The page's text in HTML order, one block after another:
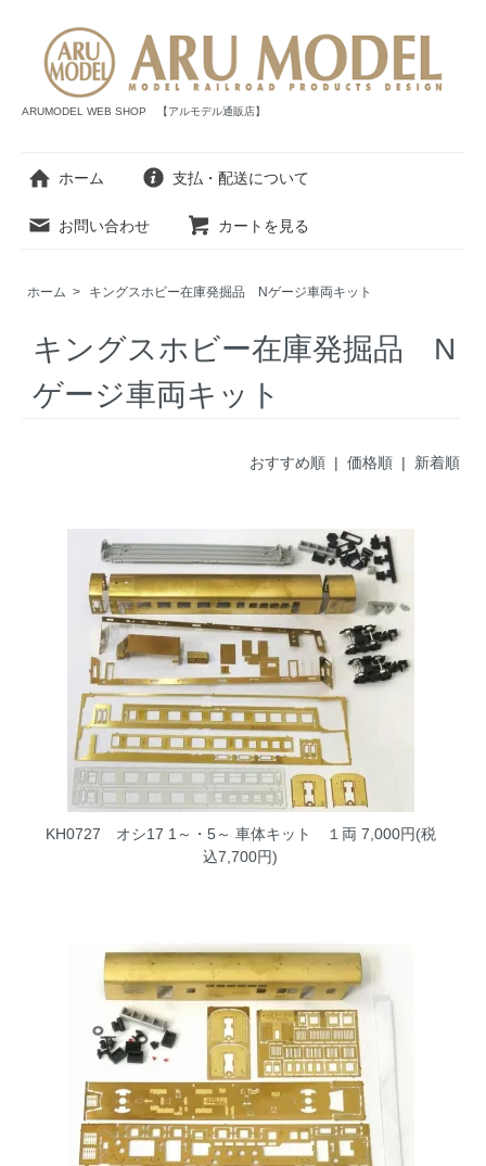
ARUMODEL WEB SHOP 【アルモデル通販店】
ホーム 支払・配送について
お問い合わせ カートを見る
ホーム > キングスホビー在庫発掘品 Nゲージ車両キット
キングスホビー在庫発掘品 N
ゲージ車両キット
おすすめ順 | 価格順| 新着順
KH0727 オシ17 1～・5～ 車体キット １両 7,000円(税
込7,700円)